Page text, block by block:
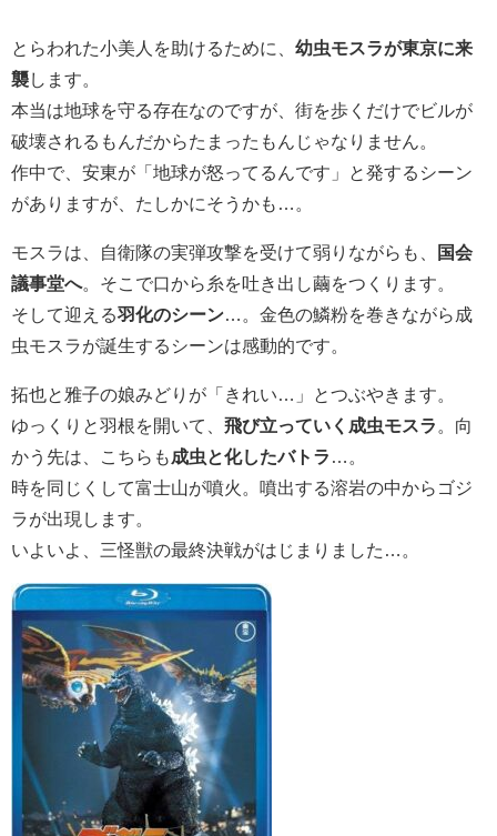
とらわれた小美人を助けるために、 幼虫モスラが東京に来
襲します。
本当は地球を守る存在なのですが、街を歩くだけでビルが
破壊されるもんだからたまったもんじゃなりません。
作中で、安東が「地球が怒ってるんです」と発するシーン
がありますが、たしかにそうかも…。
モスラは、自衛隊の実弾攻撃を受けて弱りながらも、
国会
議事堂へ。そこで口から糸を吐き出し繭をつくります。
そして迎える羽化のシーン…。金色の鱗粉を巻きながら成
虫モスラが誕生するシーンは感動的です。
拓也と雅子の娘みどりが「きれい…」とつぶやきます。
ゆっくりと羽根を開いて、 飛び立っていく成虫モスラ 。向
かう先は、こちらも成虫と化したバトラ …。
時を同じくして富士山が噴火。噴出する溶岩の中からゴジ
ラが出現します。
いよいよ、三怪獣の最終決戦がはじまりました…。